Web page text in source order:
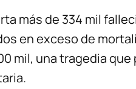
más de 334 mil
en exceso de
mil, una tragedia